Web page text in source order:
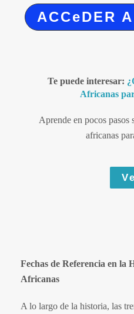
ACCeDER
Te puede interesar: ¿
Africanas
Aprende en pocos pasos
africanas
Fechas de Referencia en la
Africanas
A lo largo de la historia, las